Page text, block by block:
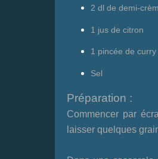
2 dl de demi-
1 jus de citron
1 pincée de curry
Sel
Préparation :
Commencer par
laisser quelques